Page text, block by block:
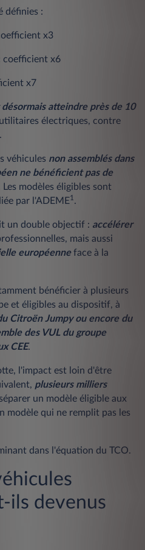
définies :
x3
x6
x7
atteindre près de 10
électriques, contre
véhicules non assemblés dans
ne bénéficient pas de
Les modèles éligibles sont
par l'ADEME1 .
un double objectif : accélérer
mais aussi
européenneface à la
bénéficier à plusieurs
et éligibles au dispositif, à
Citroën Jumpy ou encore du
des VUL du groupe
CEE.
l'impact est loin d'être
plusieurs milliers
un modèle éligible aux
modèle qui ne remplit pas les
dans l'équation du TCO.
ils devenus